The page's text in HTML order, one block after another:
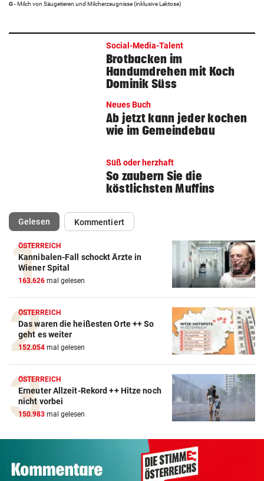
G- Milch von Säugetieren und Milcherzeugnisse (inklusive Laktose)
Social-Media-Talent
Brotbacken im
Handumdrehen mit Koch
Dominik Süss
Neues Buch
Ab jetzt kann jeder kochen
wie im Gemeindebau
Süß oder herzhaft
So zaubern Sie die
köstlichsten Muffins
Gelesen(ausgewählt)Kommentiert
ÖSTERREICH
Kannibalen-Fall schockt Ärzte in
Wiener Spital
163.626 mal gelesen
ÖSTERREICH
Das waren die heißesten Orte ++ So
geht es weiter
152.054 mal gelesen
ÖSTERREICH
Erneuter Allzeit-Rekord ++ Hitze noch
nicht vorbei
150.983 mal gelesen